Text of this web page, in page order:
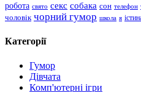
робота свято секс собака сон телефон
чоловік чорний гумор школа я
Категорії
Гумор
Дівчата
Комп'ютерні ігри